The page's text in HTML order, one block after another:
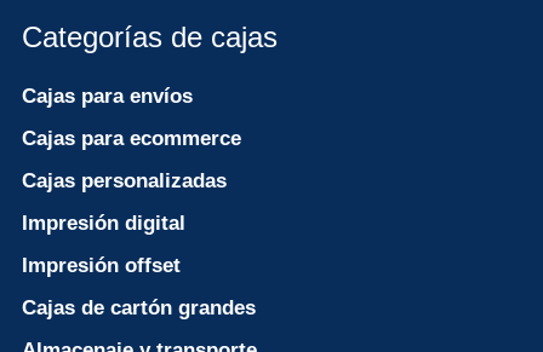
Categorías de cajas
Cajas para envíos
Cajas para ecommerce
Cajas personalizadas
Impresión digital
Impresión offset
Cajas de cartón grandes